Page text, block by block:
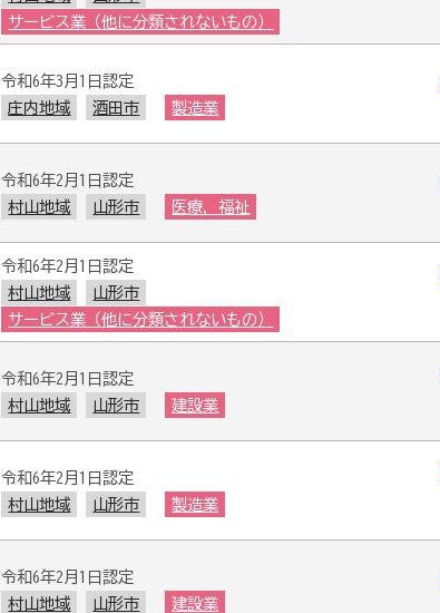
サービス業（他に分類されないもの）
令和6年3月1日認定
庄内地域
酒田市 製造業
令和6年2月1日認定
村山地域
山形市 医療，福祉
令和6年2月1日認定
村山地域
山形市
サービス業（他に分類されないもの）
令和6年2月1日認定
村山地域
山形市 建設業
令和6年2月1日認定
村山地域
山形市 製造業
令和6年2月1日認定
村山地域
山形市 建設業